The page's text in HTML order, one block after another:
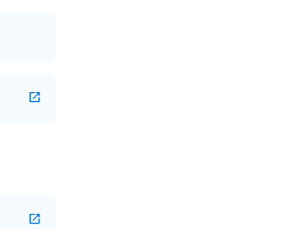
open_in_new
open_in_new